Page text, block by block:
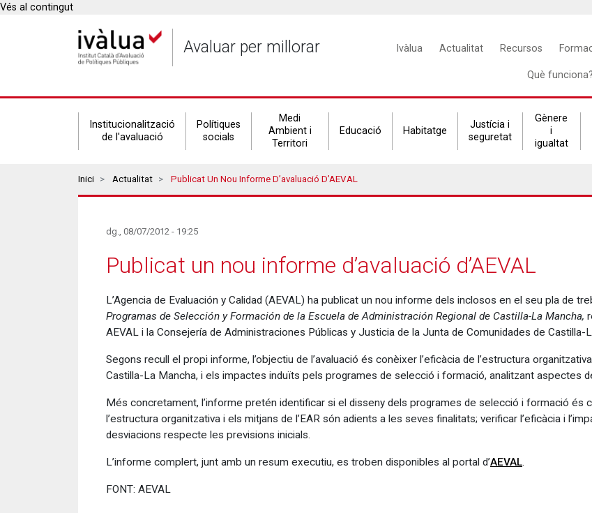
Vés al contingut
Avaluar per millorar
Main
Ivàlua Actualitat Recursos
Què funciona?
Secondary
navigation
Institucionalització
de l'avaluació
Polítiques
socials
Medi
Ambient i
Territori
Educació Habitatge
Justícia i
seguretat
Gènere
i
igualtat
Breadcrumbs
Inici Actualitat Publicat Un Nou Informe D’avaluació D’AEVAL
dg., 08/07/2012 - 19:25
Publicat un nou informe d’avaluació d’AEVAL
L’Agencia de Evaluación y Calidad (AEVAL) ha publicat un nou informe dels inclosos en el seu pla de
Programas de Selección y Formación de la Escuela de Administración Regional de Castilla-La Mancha,
AEVAL i la Consejería de Administraciones Públicas y Justicia de la Junta de Comunidades de Castilla-
Segons recull el propi informe, l’objectiu de l’avaluació és conèixer l’eficàcia de l’estructura
Castilla-La Mancha, i els impactes induïts pels programes de selecció i formació, analitzant aspectes
Més concretament, l’informe pretén identificar si el disseny dels programes de selecció i formació és
l’estructura organitzativa i els mitjans de l’EAR són adients a les seves finalitats; verificar l’eficàcia i
desviacions respecte les previsions inicials.
L’informe complert, junt amb un resum executiu, es troben disponibles al portal d’AEVAL.
FONT: AEVAL